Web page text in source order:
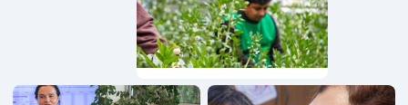
Programa